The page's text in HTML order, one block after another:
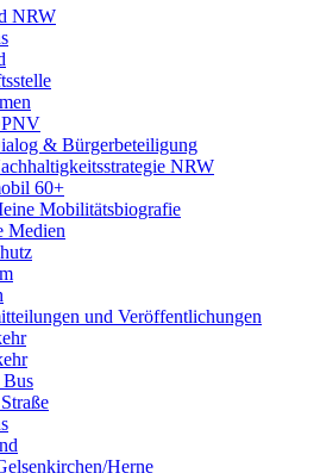
NRW
& Bürgerbeteiligung
NRW
60+
Mobilitätsbiografie
Medien
und Veröffentlichungen
Herne